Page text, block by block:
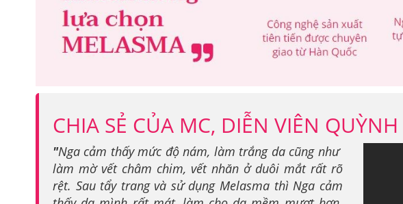
CHIA SẺ CỦA MC, DIỄN VIÊN
"Nga cảm thấy mức độ nám, làm trắng da cũng như
làm mờ vết châm chim, vết nhăn ở duôi mắt rất rõ
rệt. Sau tẩy trang và sử dụng Melasma thì Nga cảm